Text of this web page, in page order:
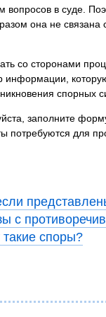
в суде.
она не связана
со сторонами
заполните
потребуются для
с
споры?